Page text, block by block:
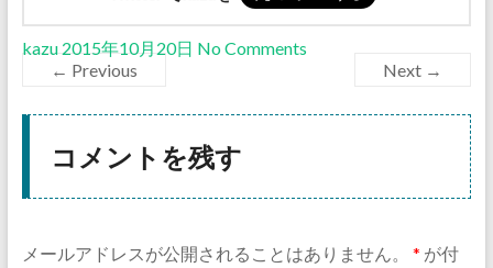
kazu 2015年10月20日 No Comments
← Previous
Next →
コメントを残す
メールアドレスが公開されることはありません。 * が付